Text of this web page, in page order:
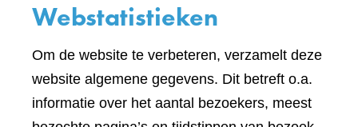
Webstatistieken
Om de website te verbeteren, verzamelt deze
website algemene gegevens. Dit betreft o.a.
informatie over het aantal bezoekers, meest